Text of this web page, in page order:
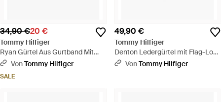
34,90 €20 €
Tommy Hilfiger
Ryan Gürtel Aus Gurtband Mit
Streifen - Weiß
VonTommy Hilfiger
SALE
49,90 €
Tommy Hilfiger
Denton Ledergürtel mit Flag-Logo
- Blau
VonTommy Hilfiger